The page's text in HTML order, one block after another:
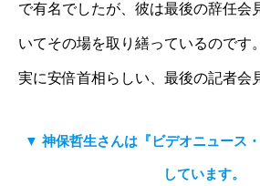
で有名でしたが、彼は最後の辞任会
いてその場を取り繕っているのです。
実に安倍首相らしい、最後の記者会
▼ 神保哲生さんは『ビデオニュース・
しています。